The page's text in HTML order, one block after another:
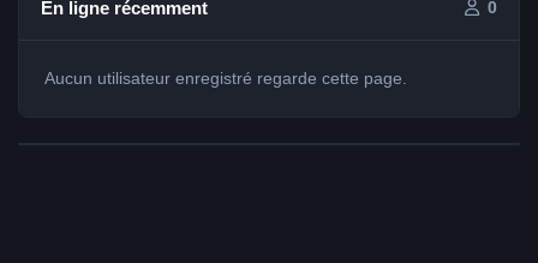
En ligne récemment 0
Aucun utilisateur enregistré regarde cette page.